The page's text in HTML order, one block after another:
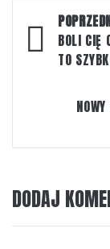
wpisuBOLI CIĘ
TO
DODAJ